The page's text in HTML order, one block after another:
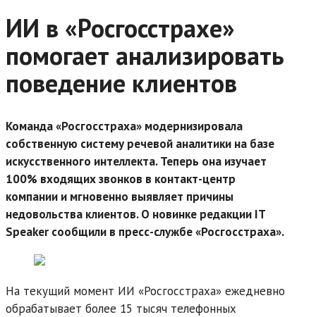
ИИ в «Росгосстрахе»
помогает анализировать
поведение клиентов
Команда «Росгосстраха» модернизировала
собственную систему речевой аналитики на базе
искусственного интеллекта. Теперь она изучает
100% входящих звонков в контакт-центр
компании и мгновенно выявляет причины
недовольства клиентов. О новинке редакции IT
Speaker сообщили в пресс-службе «Росгосстраха».
На текущий момент ИИ «Росгосстраха» ежедневно
обрабатывает более 15 тысяч телефонных